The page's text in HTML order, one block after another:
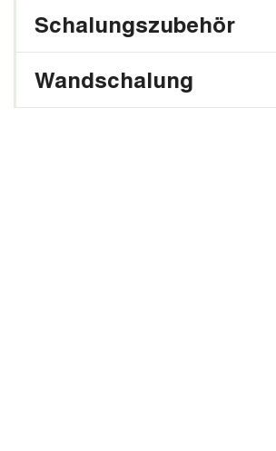
Schalungszubehör
Wandschalung